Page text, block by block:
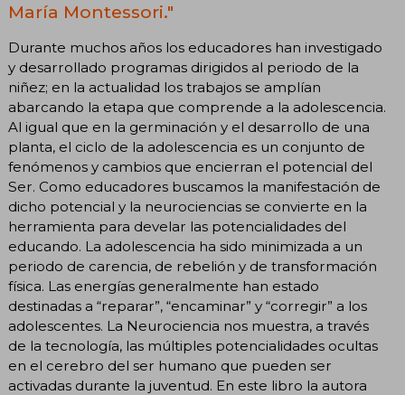
María Montessori."
Durante muchos años los educadores han investigado
y desarrollado programas dirigidos al periodo de la
niñez; en la actualidad los trabajos se amplían
abarcando la etapa que comprende a la adolescencia.
Al igual que en la germinación y el desarrollo de una
planta, el ciclo de la adolescencia es un conjunto de
fenómenos y cambios que encierran el potencial del
Ser. Como educadores buscamos la manifestación de
dicho potencial y la neurociencias se convierte en la
herramienta para develar las potencialidades del
educando. La adolescencia ha sido minimizada a un
periodo de carencia, de rebelión y de transformación
física. Las energías generalmente han estado
destinadas a “reparar”, “encaminar” y “corregir” a los
adolescentes. La Neurociencia nos muestra, a través
de la tecnología, las múltiples potencialidades ocultas
en el cerebro del ser humano que pueden ser
activadas durante la juventud. En este libro la autora